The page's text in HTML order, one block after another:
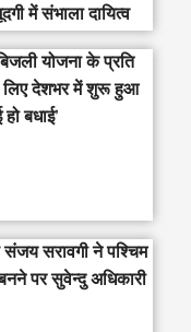
में संभाला दायित्व
योजना के प्रति
देशभर में शुरू हुआ
बधाई’
संजय सरावगी ने पश्चिम
पर सुवेन्दु अधिकारी